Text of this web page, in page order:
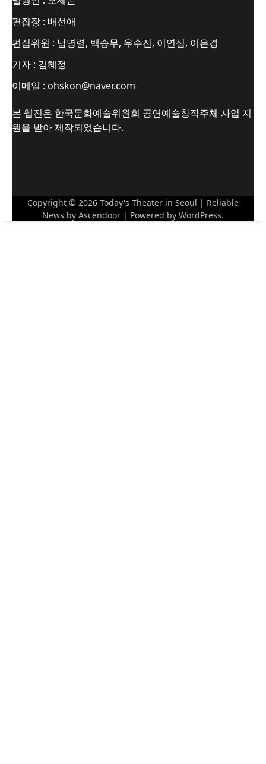
편집장 : 배선애
편집위원 : 남명렬, 백승무, 우수진, 이연심, 이은경
기자 : 김혜정
이메일 : ohskon@naver.com
본 웹진은 한국문화예술위원회 공연예술창작주체 사업 지
원을 받아 제작되었습니다.
Copyright © 2026 Today's Theater in Seoul | Reliable
News by Ascendoor | Powered by WordPress.